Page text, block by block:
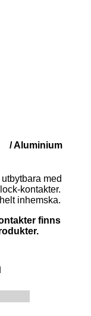
/ Aluminium
med
kontakter.
inhemska.
finns